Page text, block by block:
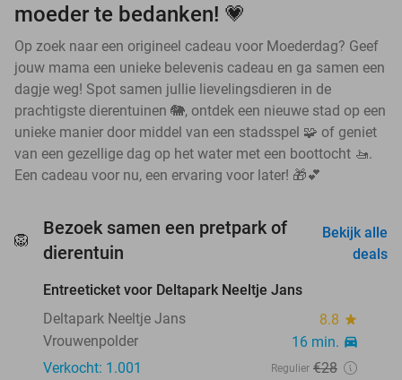
moeder te bedanken! 💗
Op zoek naar een origineel cadeau voor Moederdag? Geef
jouw mama een unieke belevenis cadeau en ga samen een
dagje weg! Spot samen jullie lievelingsdieren in de
prachtigste dierentuinen 🐘, ontdek een nieuwe stad op een
unieke manier door middel van een stadsspel 🧩 of geniet
van een gezellige dag op het water met een boottocht 🚤.
Een cadeau voor nu, een ervaring voor later! 🎁💕
🦁
Bezoek samen een pretpark of
dierentuin
Bekijk alle
deals
favorite_border
Entreeticket voor Deltapark Neeltje Jans
Deltapark Neeltje Jans
8.8 star
Vrouwenpolder 16 min. directions_car
Verkocht: 1.001 Regulier €28